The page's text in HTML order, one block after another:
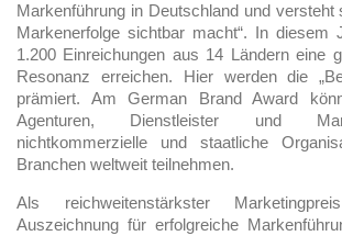
Markenführung in Deutschland und versteht
Markenerfolge sichtbar macht“. In diesem
1.200 Einreichungen aus 14 Ländern eine
Resonanz erreichen. Hier werden die
prämiert. Am German Brand Award
Agenturen, Dienstleister und
nichtkommerzielle und staatliche
Branchen weltweit teilnehmen.
Als reichweitenstärkster
Auszeichnung für erfolgreiche